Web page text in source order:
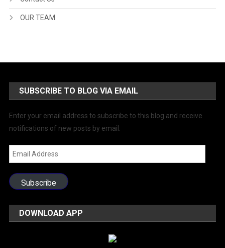
OUR TEAM
SUBSCRIBE TO BLOG VIA EMAIL
Enter your email address to subscribe to this blog and receive
notifications of new posts by email.
Email
Address
Subscribe
DOWNLOAD APP